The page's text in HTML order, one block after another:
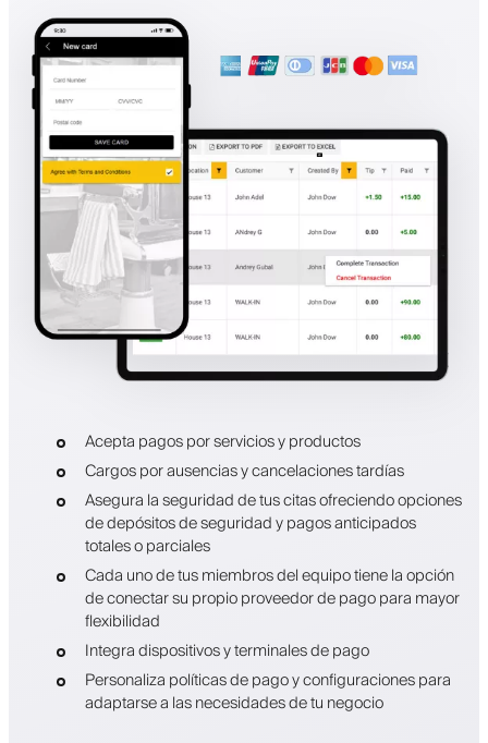
Acepta pagos por servicios y productos
Cargos por ausencias y cancelaciones tardías
Asegura la seguridad de tus citas ofreciendo opciones
de depósitos de seguridad y pagos anticipados
totales o parciales
Cada uno de tus miembros del equipo tiene la opción
de conectar su propio proveedor de pago para mayor
flexibilidad
Integra dispositivos y terminales de pago
Personaliza políticas de pago y configuraciones para
adaptarse a las necesidades de tu negocio